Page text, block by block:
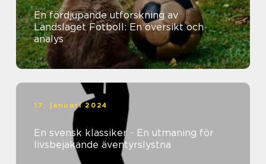
En fördjupande utforskning av
Landslaget Fotboll: En översikt och
analys
17. januari 2024
En svensk klassiker - En utmaning för
livsbejakande äventyrslystna